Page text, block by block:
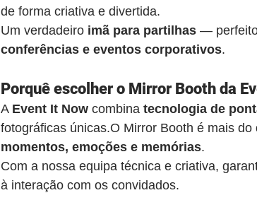
de forma criativa e divertida.
Um verdadeiro imã para partilhas —
conferências e eventos corporativos.
Porquê escolher o Mirror Booth da
A Event It Now combina tecnologia de
fotográficas únicas.O Mirror Booth é mais
momentos, emoções e memórias.
Com a nossa equipa técnica e criativa,
à interação com os convidados.